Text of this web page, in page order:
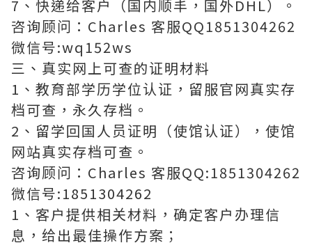
7、快递给客户（国内顺丰，国外DHL）。
咨询顾问：Charles 客服QQ1851304262
微信号:wq152ws
三、真实网上可查的证明材料
1、教育部学历学位认证，留服官网真实存
档可查，永久存档。
2、留学回国人员证明（使馆认证），使馆
网站真实存档可查。
咨询顾问：Charles 客服QQ:1851304262
微信号:1851304262
1、客户提供相关材料，确定客户办理信
息，给出最佳操作方案；